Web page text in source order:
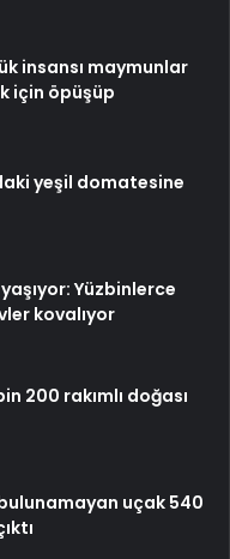
insansı maymunlar
için öpüşüp
yeşil domatesine
Yüzbinlerce
kovalıyor
200 rakımlı doğası
uçak 540